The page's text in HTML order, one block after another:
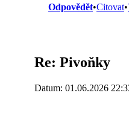
Odpovědět•Citovat•
Re: Pivoňky
Datum: 01.06.2026